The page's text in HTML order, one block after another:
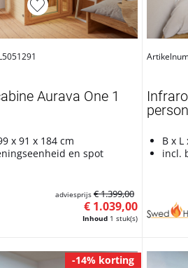
Aurava One 1
x 91 x 184 cm
en spot
Inhoud 1 stuk(s)
€ 1.039,00
adviesprijs € 1.399,00
B x L
incl.
-14% korting